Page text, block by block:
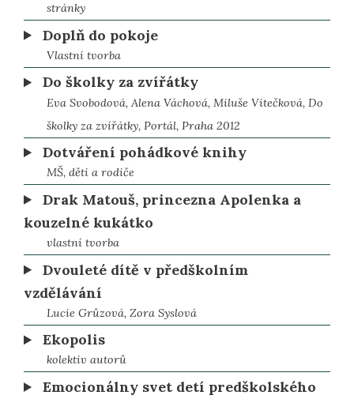
stránky
Doplň do pokoje
Vlastní tvorba
Do školky za zvířátky
Eva Svobodová, Alena Váchová, Miluše Vítečková, Do
školky za zvířátky, Portál, Praha 2012
Dotváření pohádkové knihy
MŠ, děti a rodiče
Drak Matouš, princezna Apolenka a
kouzelné kukátko
vlastní tvorba
Dvouleté dítě v předškolním
vzdělávání
Lucie Grůzová, Zora Syslová
Ekopolis
kolektiv autorů
Emocionálny svet detí predškolského